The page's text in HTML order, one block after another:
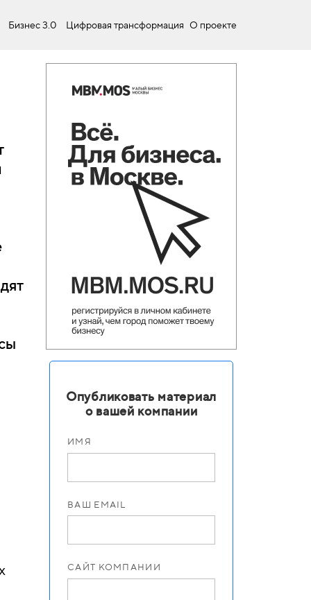
Бизнес 3.0 Цифровая трансформация О проекте
Опубликовать материал
о вашей компании
ИМЯ
ВАШ EMAIL
САЙТ КОМПАНИИ